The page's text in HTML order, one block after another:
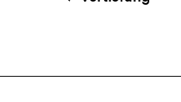
Navigation